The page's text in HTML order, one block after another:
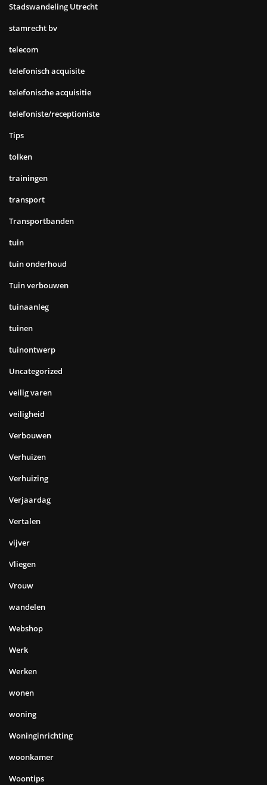
Stadswandeling Utrecht
stamrecht bv
telecom
telefonisch acquisite
telefonische acquisitie
telefoniste/receptioniste
Tips
tolken
trainingen
transport
Transportbanden
tuin
tuin onderhoud
Tuin verbouwen
tuinaanleg
tuinen
tuinontwerp
Uncategorized
veilig varen
veiligheid
Verbouwen
Verhuizen
Verhuizing
Verjaardag
Vertalen
vijver
Vliegen
Vrouw
wandelen
Webshop
Werk
Werken
wonen
woning
Woninginrichting
woonkamer
Woontips